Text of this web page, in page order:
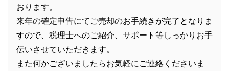
おります。
来年の確定申告にてご売却のお手続きが完了となりま
すので、税理士へのご紹介、サポート等しっかりお手
伝いさせていただきます。
また何かございましたらお気軽にご連絡くださいま